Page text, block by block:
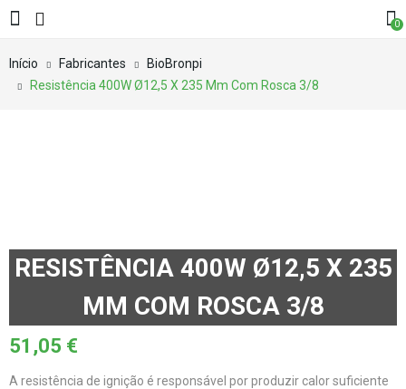
0
Início Fabricantes
BioBronpi
Resistência 400W Ø12,5 X 235 Mm Com Rosca 3/8
RESISTÊNCIA 400W Ø12,5 X 235
MM COM ROSCA 3/8
51,05 €
A resistência de ignição é responsável por produzir calor suficiente